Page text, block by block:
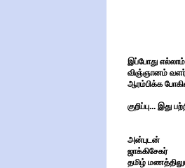
இப்போது
விஞ்ஞானம்
ஆரம்பிக்க
குறிப்பு...
அன்புடன்
ஜாக்கிசேகர்
தமிழ்